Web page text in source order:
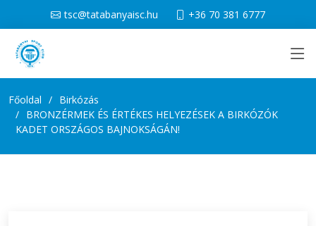
tsc@tatabanyaisc.hu +36 70 381 6777
Főoldal
Birkózás
BRONZÉRMEK ÉS ÉRTÉKES HELYEZÉSEK A BIRKÓZÓK
KADET ORSZÁGOS BAJNOKSÁGÁN!